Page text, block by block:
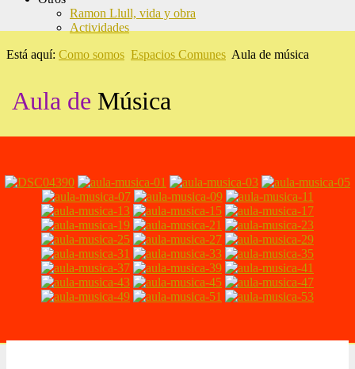
Ramon Llull, vida y obra
Actividades
Está aquí: Como somos Espacios Comunes Aula de música
Aula de Música